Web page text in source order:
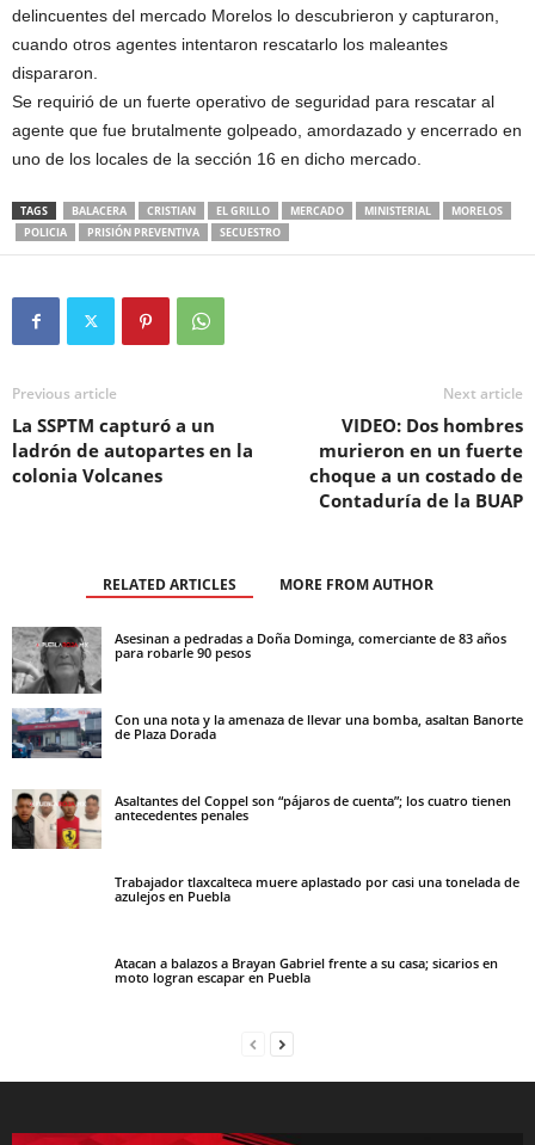
delincuentes del mercado Morelos lo descubrieron y capturaron,
cuando otros agentes intentaron rescatarlo los maleantes
dispararon.
Se requirió de un fuerte operativo de seguridad para rescatar al
agente que fue brutalmente golpeado, amordazado y encerrado en
uno de los locales de la sección 16 en dicho mercado.
TAGS BALACERA CRISTIAN EL GRILLO MERCADO MINISTERIAL
MORELOS
POLICIA
PRISIÓN PREVENTIVA SECUESTRO
Previous article
La SSPTM capturó a un
ladrón de autopartes en la
colonia Volcanes
Next article
VIDEO: Dos hombres
murieron en un fuerte
choque a un costado de
Contaduría de la BUAP
RELATED ARTICLES MORE FROM AUTHOR
Asesinan a pedradas a Doña Dominga, comerciante de 83 años
para robarle 90 pesos
Con una nota y la amenaza de llevar una bomba, asaltan Banorte
de Plaza Dorada
Asaltantes del Coppel son “pájaros de cuenta”; los cuatro tienen
antecedentes penales
Trabajador tlaxcalteca muere aplastado por casi una tonelada de
azulejos en Puebla
Atacan a balazos a Brayan Gabriel frente a su casa; sicarios en
moto logran escapar en Puebla